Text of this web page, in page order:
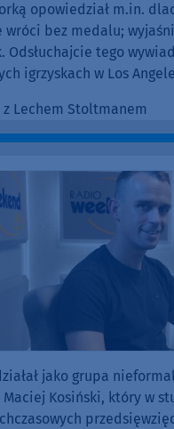
opowiedział m.in.
wróci bez medalu;
Odsłuchajcie tego
igrzyskach w Los
Lechem Stoltmanem
jako grupa
Kosiński, który w